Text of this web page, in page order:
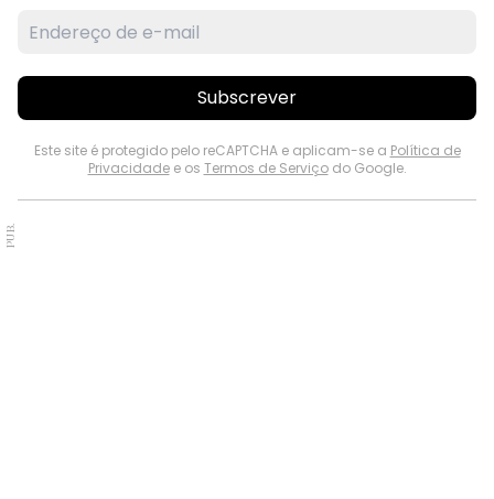
Subscrever
Este site é protegido pelo reCAPTCHA e aplicam-se a Política de
Privacidadee os Termos de Serviçodo Google.
PUB.